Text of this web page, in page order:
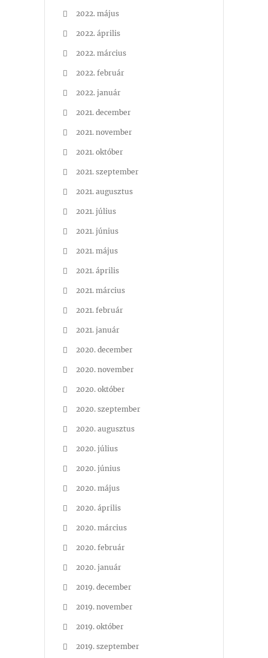
2022. május
2022. április
2022. március
2022. február
2022. január
2021. december
2021. november
2021. október
2021. szeptember
2021. augusztus
2021. július
2021. június
2021. május
2021. április
2021. március
2021. február
2021. január
2020. december
2020. november
2020. október
2020. szeptember
2020. augusztus
2020. július
2020. június
2020. május
2020. április
2020. március
2020. február
2020. január
2019. december
2019. november
2019. október
2019. szeptember